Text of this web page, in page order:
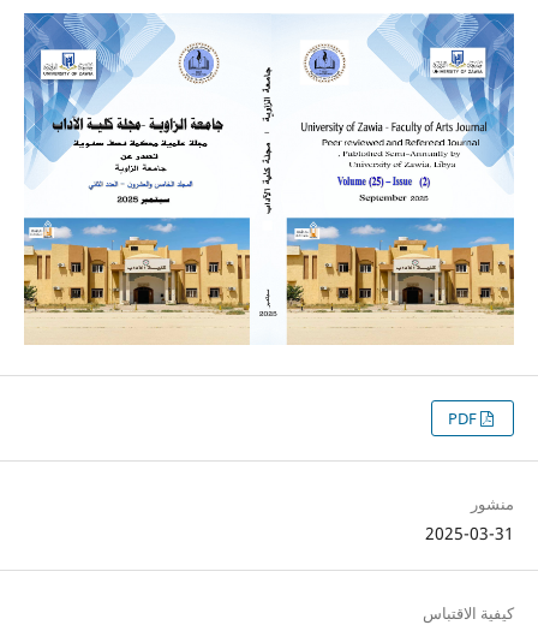
PDF
منشور
2025-03-31
كيفية الاقتباس